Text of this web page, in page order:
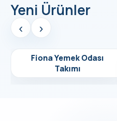
Yeni Ürünler
‹ ›
Yeni ÜrünDetayları Gör
Fiona Yemek Odası
Takımı